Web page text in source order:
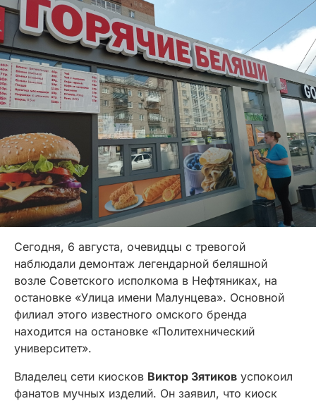
Сегодня, 6 августа, очевидцы с тревогой
наблюдали демонтаж легендарной беляшной
возле Советского исполкома в Нефтяниках, на
остановке «Улица имени Малунцева». Основной
филиал этого известного омского бренда
находится на остановке «Политехнический
университет».
Владелец сети киосков Виктор Зятиков успокоил
фанатов мучных изделий. Он заявил, что киоск